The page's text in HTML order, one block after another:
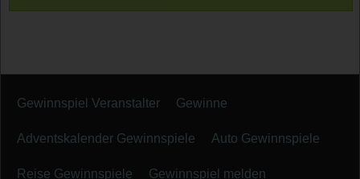
Gewinnspiel Veranstalter Gewinne
Adventskalender Gewinnspiele Auto Gewinnspiele
Reise Gewinnspiele Gewinnspiel melden